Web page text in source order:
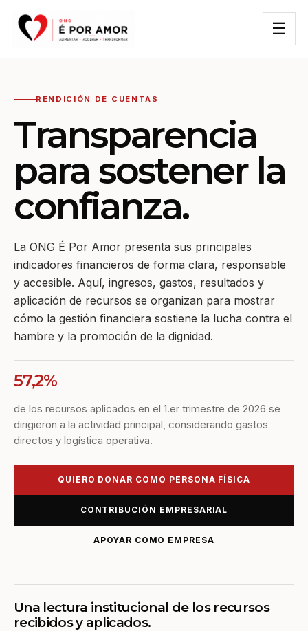
☰
RENDICIÓN DE CUENTAS
Transparencia
para sostener la
confianza.
La ONG É Por Amor presenta sus principales
indicadores financieros de forma clara, responsable
y accesible. Aquí, ingresos, gastos, resultados y
aplicación de recursos se organizan para mostrar
cómo la gestión financiera sostiene la lucha contra el
hambre y la promoción de la dignidad.
57,2%
de los recursos aplicados en el 1.er trimestre de 2026 se
dirigieron a la actividad principal, considerando gastos
directos y logística operativa.
QUIERO DONAR COMO PERSONA FÍSICA
CONTRIBUCIÓN EMPRESARIAL
APOYAR COMO EMPRESA
Una lectura institucional de los recursos
recibidos y aplicados.